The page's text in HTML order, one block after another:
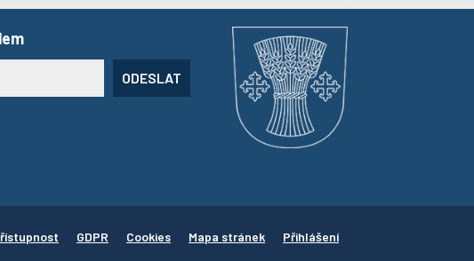
ODESLAT
GDPR Cookies Mapa stránek Přihlášení